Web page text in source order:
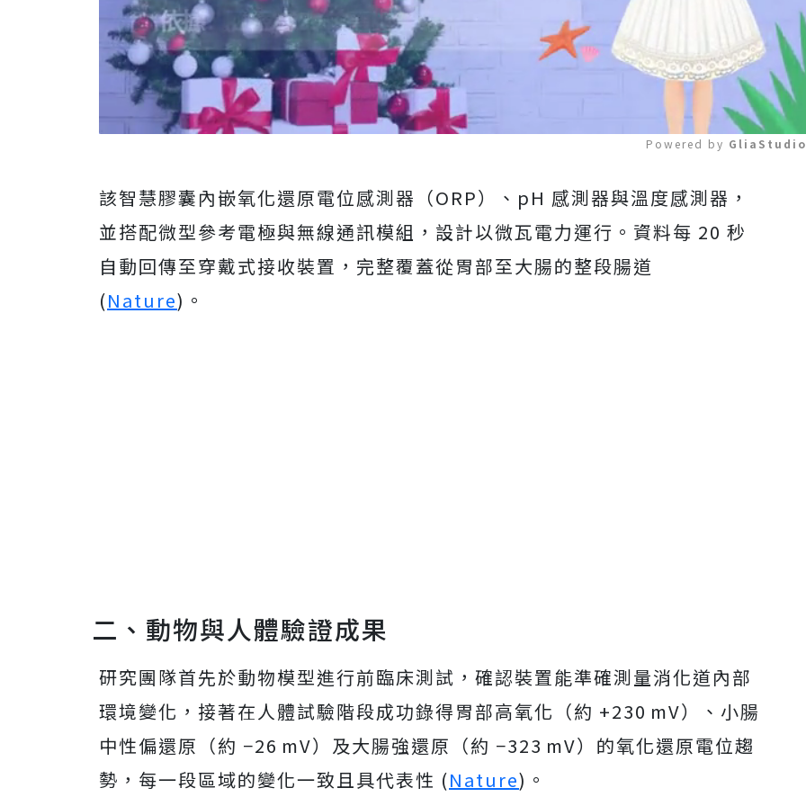
Mute
Powered by
該智慧膠囊內嵌氧化還原電位感測器（ORP）、pH 感測器與溫度感測器，
並搭配微型參考電極與無線通訊模組，設計以微瓦電力運行。資料每 20 秒
自動回傳至穿戴式接收裝置，完整覆蓋從胃部至大腸的整段腸道
(Nature)。
二、動物與人體驗證成果
研究團隊首先於動物模型進行前臨床測試，確認裝置能準確測量消化道內部
環境變化，接著在人體試驗階段成功錄得胃部高氧化（約 +230 mV）、小腸
中性偏還原（約 −26 mV）及大腸強還原（約 −323 mV）的氧化還原電位趨
勢，每一段區域的變化一致且具代表性 (Nature)。